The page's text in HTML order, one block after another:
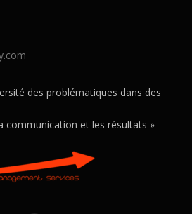
des problématiques dans des
communication et les résultats »